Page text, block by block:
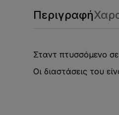
Περιγραφή
Σταντ πτυσσόμενο
Οι διαστάσεις του